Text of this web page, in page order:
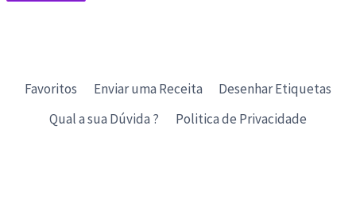
Favoritos Enviar uma Receita
Desenhar Etiquetas
Qual a sua Dúvida ?
Politica de Privacidade